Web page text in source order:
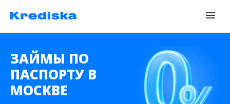
ЗАЙМЫ ПО
ПАСПОРТУ В
МОСКВЕ